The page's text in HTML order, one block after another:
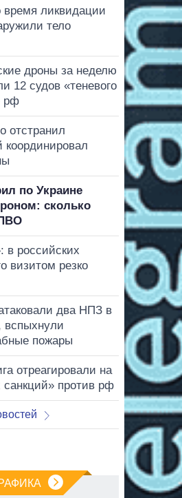
время ликвидации
тело
дроны за неделю
12 судов «теневого
рф
отстранил
координировал
по Украине
сколько
в российских
визитом резко
два НПЗ в
вспыхнули
пожары
отреагировали на
санкций» против рф